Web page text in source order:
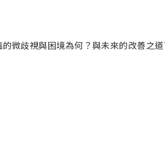
微歧視與困境為何？與未來的改善之